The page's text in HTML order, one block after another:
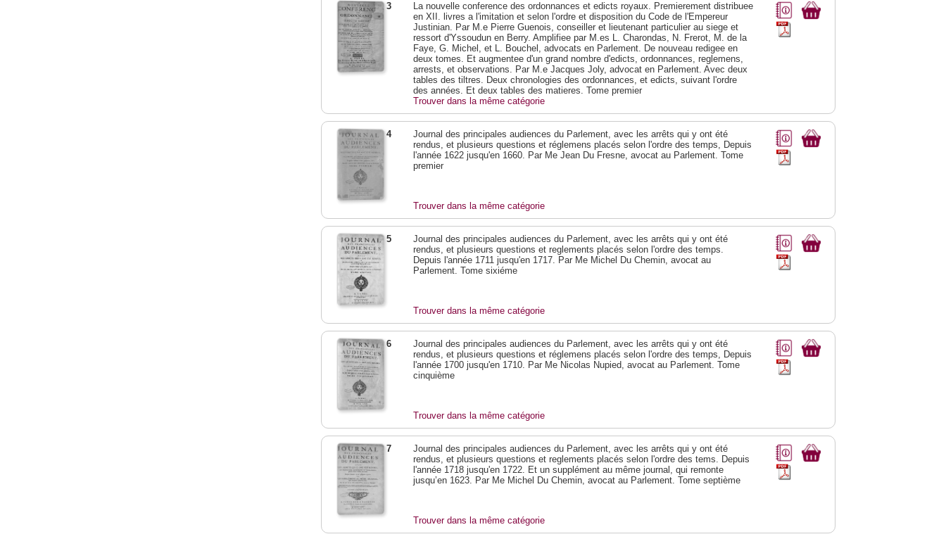
3
La nouvelle conference des ordonnances et edicts royaux. Premierement distribuee
en XII. livres a l'imitation et selon l'ordre et disposition du Code de l'Empereur
Justinian. Par M.e Pierre Guenois, conseiller et lieutenant particulier au siege et
ressort d'Yssoudun en Berry. Amplifiee par M.es L. Charondas, N. Frerot, M. de la
Faye, G. Michel, et L. Bouchel, advocats en Parlement. De nouveau redigee en
deux tomes. Et augmentee d'un grand nombre d'edicts, ordonnances, reglemens,
arrests, et observations. Par M.e Jacques Joly, advocat en Parlement. Avec deux
tables des tiltres. Deux chronologies des ordonnances, et edicts, suivant l'ordre
des années. Et deux tables des matieres. Tome premier
Trouver dans la même catégorie
4
Journal des principales audiences du Parlement, avec les arrêts qui y ont été
rendus, et plusieurs questions et réglemens placés selon l'ordre des temps, Depuis
l'année 1622 jusqu'en 1660. Par Me Jean Du Fresne, avocat au Parlement. Tome
premier
Trouver dans la même catégorie
5
Journal des principales audiences du Parlement, avec les arrêts qui y ont été
rendus, et plusieurs questions et reglements placés selon l'ordre des temps.
Depuis l'année 1711 jusqu'en 1717. Par Me Michel Du Chemin, avocat au
Parlement. Tome sixiéme
Trouver dans la même catégorie
6
Journal des principales audiences du Parlement, avec les arrêts qui y ont été
rendus, et plusieurs questions et réglemens placés selon l'ordre des temps, Depuis
l'année 1700 jusqu'en 1710. Par Me Nicolas Nupied, avocat au Parlement. Tome
cinquième
Trouver dans la même catégorie
7
Journal des principales audiences du Parlement, avec les arrêts qui y ont été
rendus, et plusieurs questions et reglements placés selon l'ordre des tems. Depuis
l'année 1718 jusqu'en 1722. Et un supplément au même journal, qui remonte
jusqu’en 1623. Par Me Michel Du Chemin, avocat au Parlement. Tome septième
Trouver dans la même catégorie